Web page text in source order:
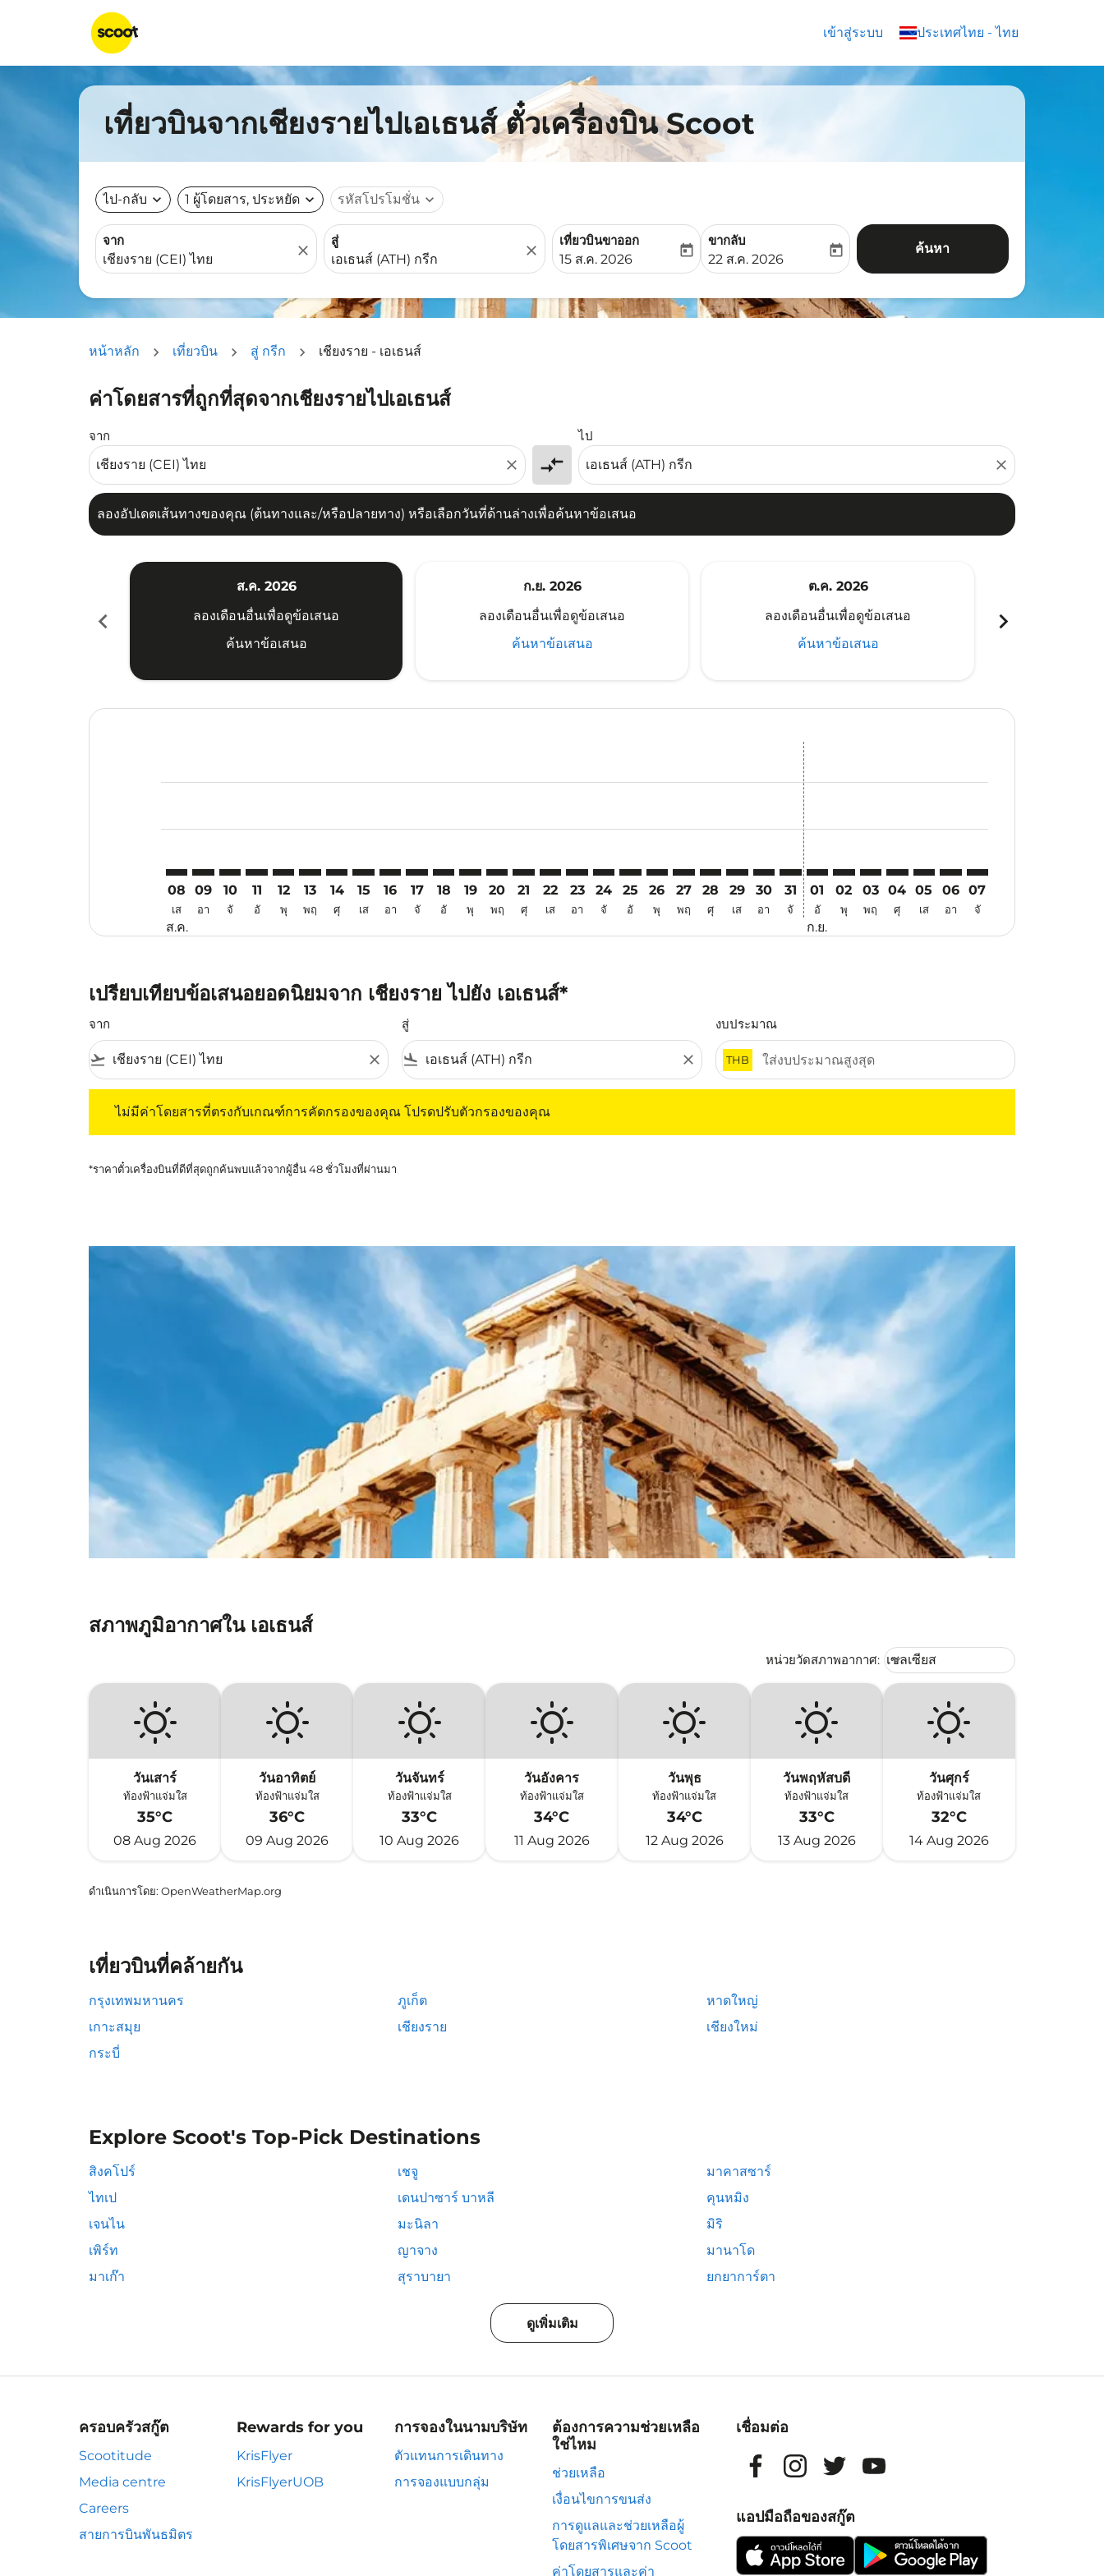
เข้าสู่ระบบ ประเทศไทย - ไทย
keyboard_arrow_down
เที่ยวบินจากเชียงรายไปเอเธนส์ ตั๋วเครื่องบิน Scoot
ไป-กลับ expand_more 1 ผู้โดยสาร, ประหยัด expand_more รหัสโปรโมชั่น expand_more
จาก
close
สู่
close
เที่ยวบินขาออก
fc-booking-departure-date-aria-label
15 ส.ค. 2026
today
ขากลับ
fc-booking-return-date-aria-label
22 ส.ค. 2026
today ค้นหา
หน้าหลัก เที่ยวบิน สู่ กรีก เชียงราย - เอเธนส์
ค่าโดยสารที่ถูกที่สุดจากเชียงรายไปเอเธนส์
จาก
close compare_arrows
ไป
close
ลองอัปเดตเส้นทางของคุณ (ต้นทางและ/หรือปลายทาง) หรือเลือกวันที่ด้านล่างเพื่อค้นหาข้อเสนอ
ลองอัปเดตเส้นทางของคุณ (ต้นทางและ/หรือปลายทาง) หรือเลือกวันที่ด้านล่างเพื่อค้นหาข้อเสนอ
chevron_left
ส.ค. 2026
ลองเดือนอื่นเพื่อดูข้อเสนอ
ค้นหาข้อเสนอ
ก.ย. 2026
ลองเดือนอื่นเพื่อดูข้อเสนอ
ค้นหาข้อเสนอ
ต.ค. 2026
ลองเดือนอื่นเพื่อดูข้อเสนอ
ค้นหาข้อเสนอ
chevron_right
08
เส
ส.ค.
09
อา
10
จั
11
อั
12
พุ
13
พฤ
14
ศุ
15
เส
16
อา
17
จั
18
อั
19
พุ
20
พฤ
CEI–ATH: cmp-view-offers-disclaimer. ค้นหาข้อเสนอ
21
ศุ
CEI–ATH: cmp-view-offers-disclaimer. ค้นหาข้อเสนอ
22
เส
CEI–ATH: cmp-view-offers-disclaimer. ค้นหาข้อเสนอ
23
อา
CEI–ATH: cmp-view-offers-disclaimer. ค้นหาข้อเสนอ
24
จั
CEI–ATH: cmp-view-offers-disclaimer. ค้นหาข้อเสนอ
25
อั
CEI–ATH: cmp-view-offers-disclaimer. ค้นหาข้อเสนอ
26
พุ
CEI–ATH: cmp-view-offers-disclaimer. ค้นหาข้อเสนอ
27
พฤ
CEI–ATH: cmp-view-offers-disclaimer. ค้นหาข้อเสนอ
28
ศุ
CEI–ATH: cmp-view-offers-disclaimer. ค้นหาข้อเสนอ
29
เส
CEI–ATH: cmp-view-offers-disclaimer. ค้นหาข้อเสนอ
30
อา
CEI–ATH: cmp-view-offers-disclaimer. ค้นหาข้อเสนอ
31
จั
01
อั
ก.ย.
02
พุ
03
พฤ
04
ศุ
05
เส
06
อา
07
จั
เปรียบเทียบข้อเสนอยอดนิยมจาก เชียงราย ไปยัง เอเธนส์*
จาก
flight_takeoff close
สู่
flight_land close
งบประมาณ
THB
ไม่มีค่าโดยสารที่ตรงกับเกณฑ์การคัดกรองของคุณ โปรดปรับตัวกรองของคุณ
*ราคาตั๋วเครื่องบินที่ดีที่สุดถูกค้นพบแล้วจากผู้อื่น 48 ชั่วโมงที่ผ่านมา
สภาพภูมิอากาศใน เอเธนส์
หน่วยวัดสภาพอากาศ: Weather unit option เซลเซียส
เซลเซียส
keyboard_arrow_down
วันเสาร์
ท้องฟ้าแจ่มใส
35°C
08 Aug 2026
วันอาทิตย์
ท้องฟ้าแจ่มใส
36°C
09 Aug 2026
วันจันทร์
ท้องฟ้าแจ่มใส
33°C
10 Aug 2026
วันอังคาร
ท้องฟ้าแจ่มใส
34°C
11 Aug 2026
วันพุธ
ท้องฟ้าแจ่มใส
34°C
12 Aug 2026
วันพฤหัสบดี
ท้องฟ้าแจ่มใส
33°C
13 Aug 2026
วันศุกร์
ท้องฟ้าแจ่มใส
32°C
14 Aug 2026
ดำเนินการโดย: OpenWeatherMap.org
เที่ยวบินที่คล้ายกัน
กรุงเทพมหานคร ภูเก็ต
หาดใหญ่
เกาะสมุย
เชียงราย
เชียงใหม่
กระบี่
Explore Scoot's Top-Pick Destinations
สิงคโปร์ เชจู
มาคาสซาร์
ไทเป
เดนปาซาร์ บาหลี
คุนหมิง
เจนไน
มะนิลา
มิริ
เพิร์ท
ญาจาง
มานาโด
มาเก๊า
สุราบายา ยกยาการ์ตา
ดูเพิ่มเติม
ครอบครัวสกู๊ต
Scootitude
Media centre
Careers
สายการบินพันธมิตร
Rewards for you
KrisFlyer
KrisFlyerUOB
การจองในนามบริษัท
ตัวแทนการเดินทาง
การจองแบบกลุ่ม
ต้องการความช่วยเหลือ
ใช่ไหม
ช่วยเหลือ
เงื่อนไขการขนส่ง
การดูแลและช่วยเหลือผู้
โดยสารพิเศษจาก Scoot
ค่าโดยสารและค่า
เชื่อมต่อ
แอปมือถือของสกู๊ต